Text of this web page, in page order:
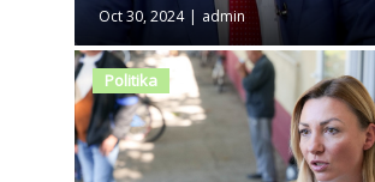
Oct 30, 2024 | admin
Politika